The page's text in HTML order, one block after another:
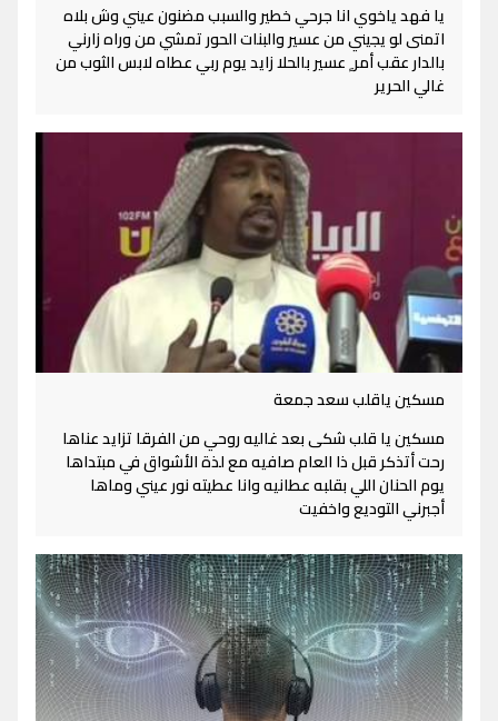
يا فهد ياخوي انا جرحي خطير والسبب مضنون عيني وش بلاه
اتمنى لو يجيني من عسير والبنات الحور تمشي من وراه زارني
بالدار عقب أمر ٍ عسير بالحلا زايد يوم ربي عطاه لابس الثوب من
غالي الحرير
مسكين ياقلب سعد جمعة
مسكين يا قلب شكى بعد غاليه روحي من الفرقا تزايد عناها
رحت أتذكر قبل ذا العام صافيه مع لذة الأشواق في مبتداها
يوم الحنان اللي بقلبه عطانيه وانا عطيته نور عيني وماها
أجبرني التوديع واخفيت